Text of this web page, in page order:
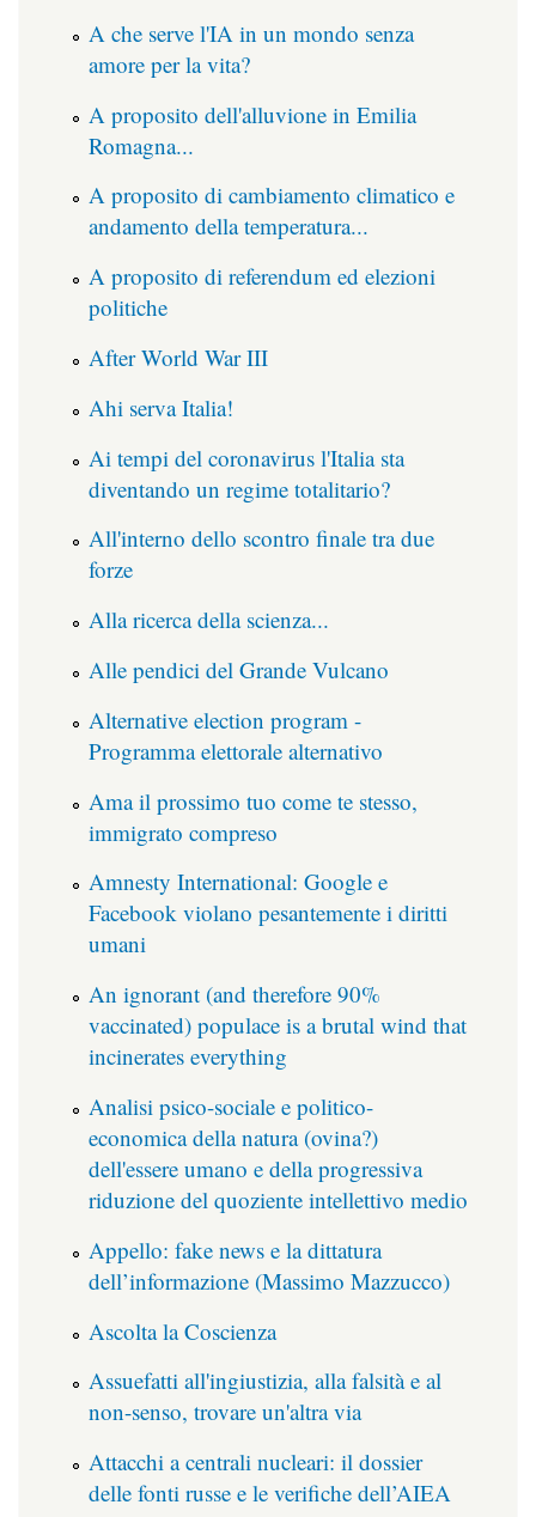
A che serve l'IA in un mondo senza
amore per la vita?
A proposito dell'alluvione in Emilia
Romagna...
A proposito di cambiamento climatico e
andamento della temperatura...
A proposito di referendum ed elezioni
politiche
After World War III
Ahi serva Italia!
Ai tempi del coronavirus l'Italia sta
diventando un regime totalitario?
All'interno dello scontro finale tra due
forze
Alla ricerca della scienza...
Alle pendici del Grande Vulcano
Alternative election program -
Programma elettorale alternativo
Ama il prossimo tuo come te stesso,
immigrato compreso
Amnesty International: Google e
Facebook violano pesantemente i diritti
umani
An ignorant (and therefore 90%
vaccinated) populace is a brutal wind that
incinerates everything
Analisi psico-sociale e politico-
economica della natura (ovina?)
dell'essere umano e della progressiva
riduzione del quoziente intellettivo medio
Appello: fake news e la dittatura
dell’informazione (Massimo Mazzucco)
Ascolta la Coscienza
Assuefatti all'ingiustizia, alla falsità e al
non-senso, trovare un'altra via
Attacchi a centrali nucleari: il dossier
delle fonti russe e le verifiche dell’AIEA